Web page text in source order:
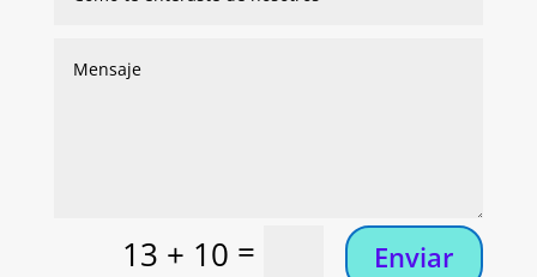
13 + 10 = Enviar